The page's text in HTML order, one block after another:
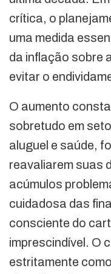
crítica, o
uma medida
da inflação sobre
evitar o
O aumento
sobretudo em
aluguel e saúde,
reavaliarem suas
acúmulos
cuidadosa das
consciente do
imprescindível. O
estritamente